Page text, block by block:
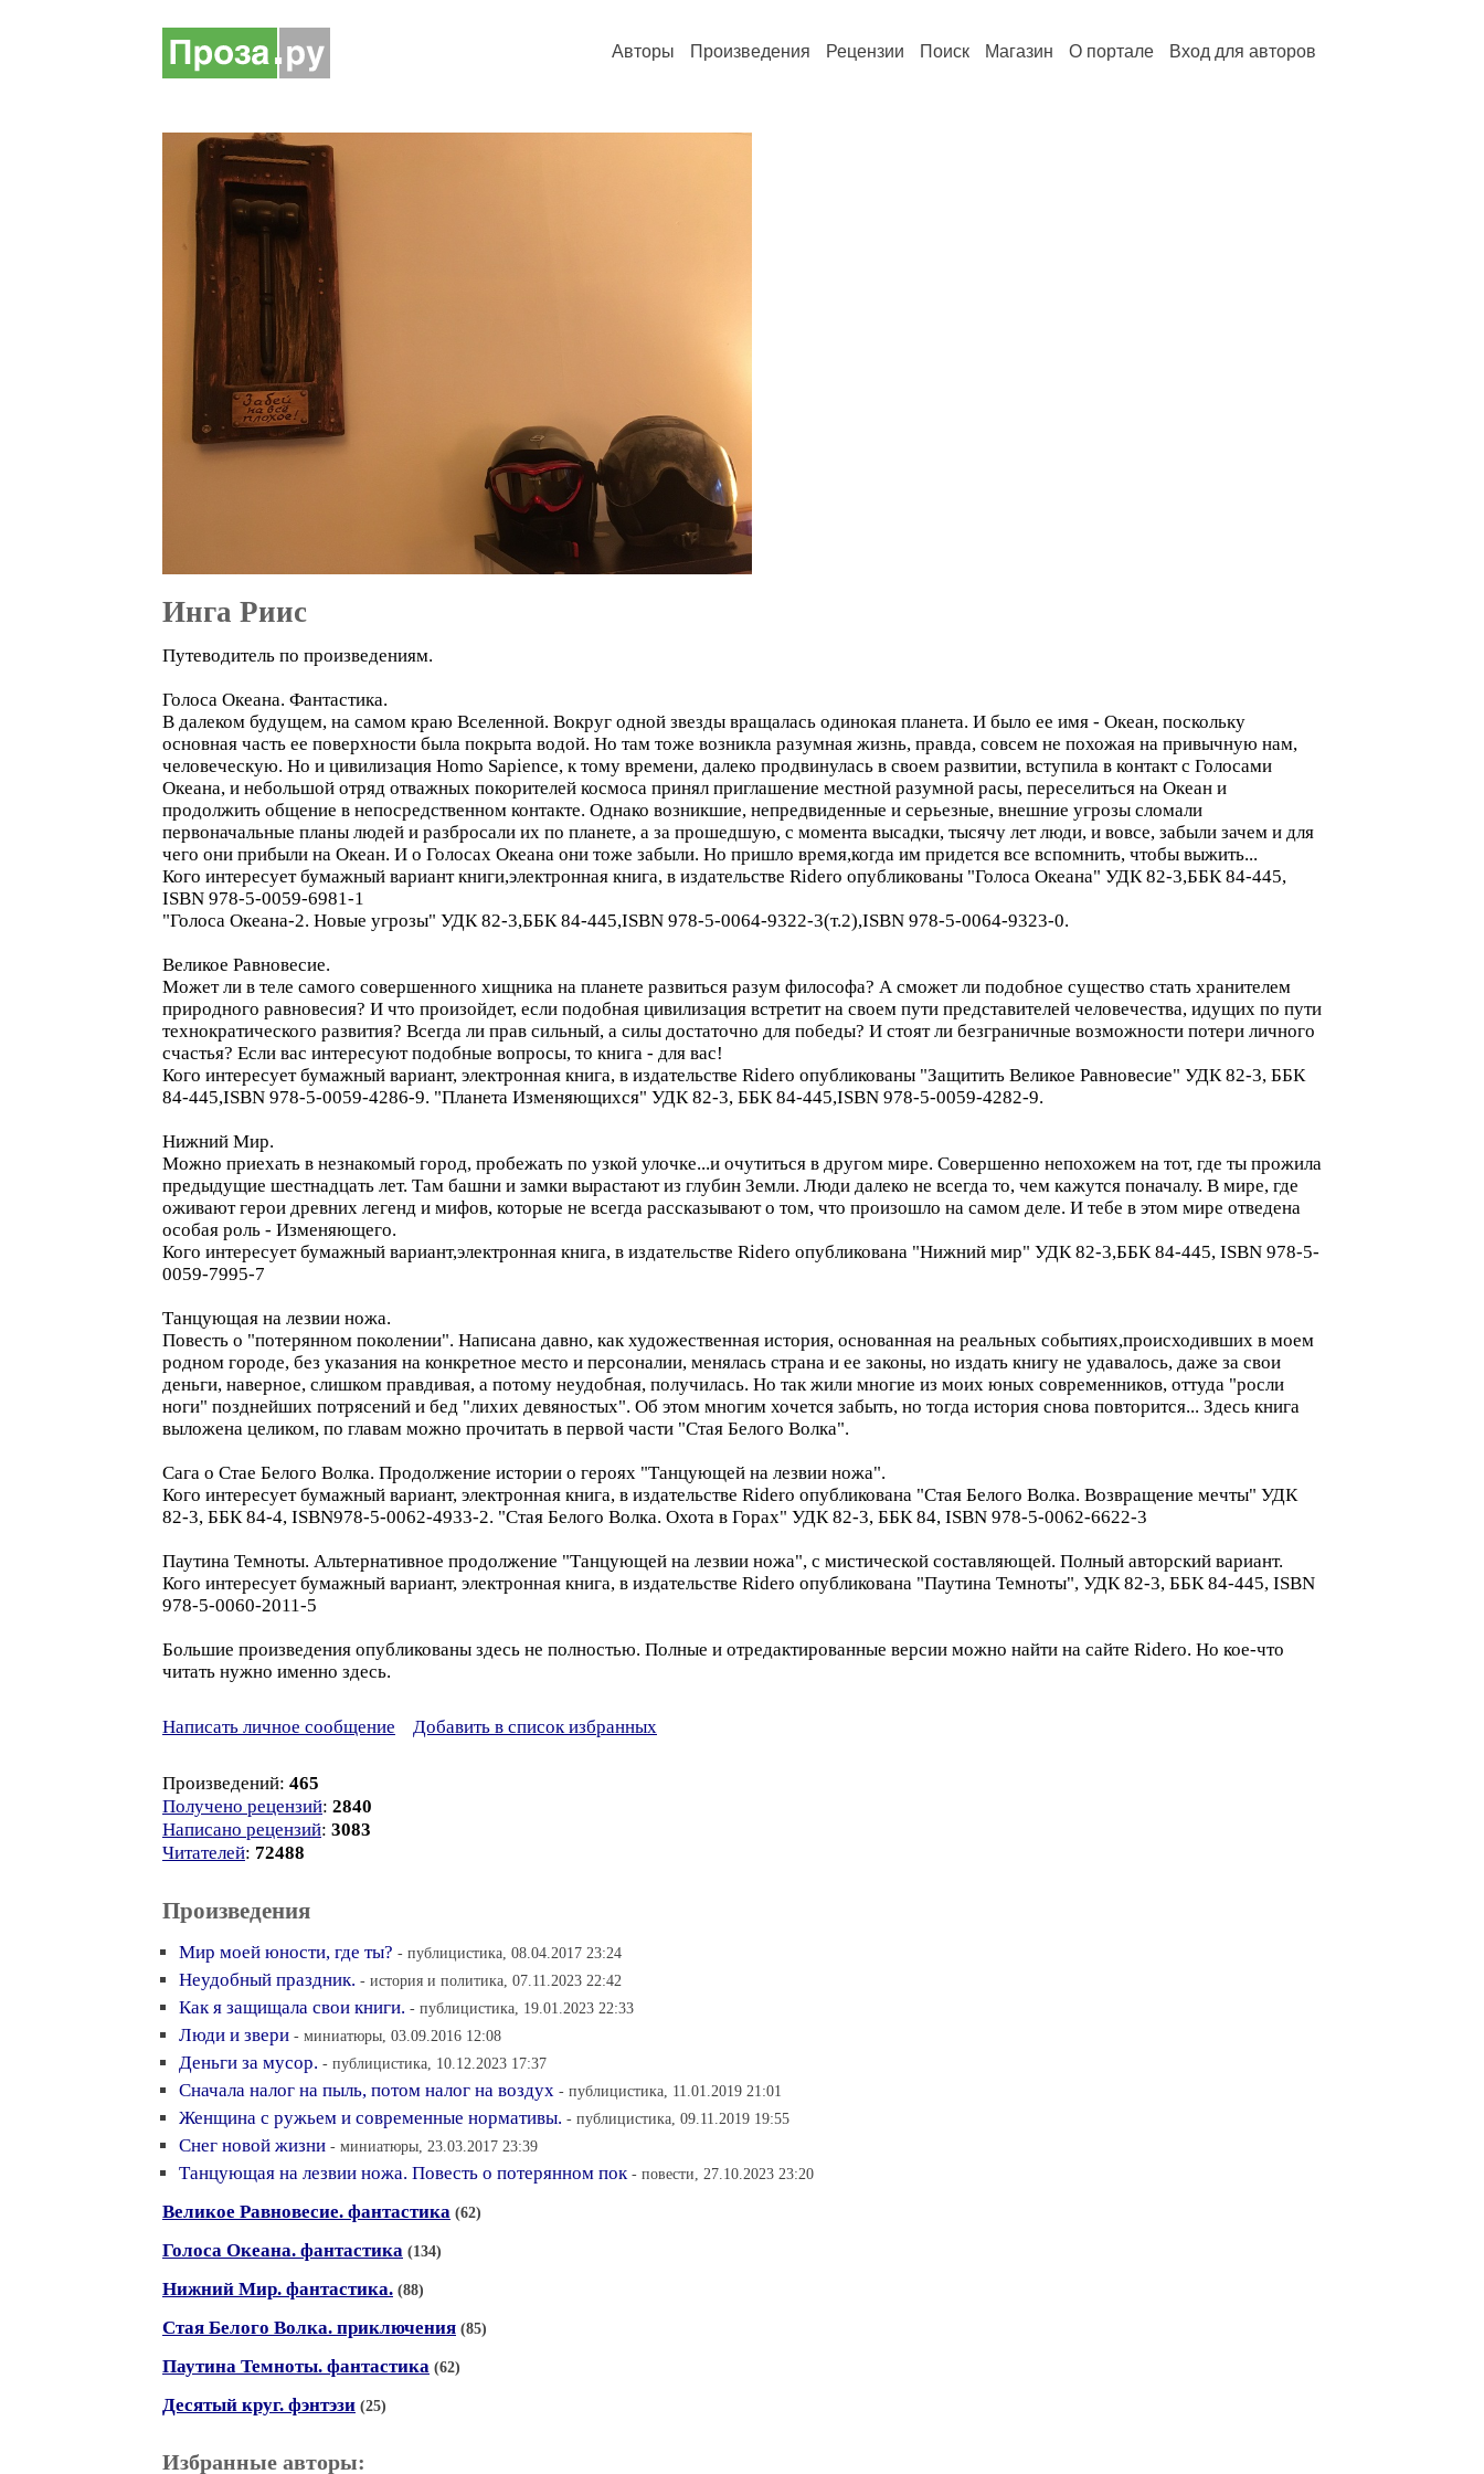
Авторы Произведения Рецензии Поиск Магазин О портале Вход для авторов
Инга Риис
Путеводитель по произведениям.
Голоса Океана. Фантастика.
В далеком будущем, на самом краю Вселенной. Вокруг одной звезды вращалась одинокая планета. И было ее имя - Океан, поскольку
основная часть ее поверхности была покрыта водой. Но там тоже возникла разумная жизнь, правда, совсем не похожая на привычную нам,
человеческую. Но и цивилизация Homo Sapience, к тому времени, далеко продвинулась в своем развитии, вступила в контакт с Голосами
Океана, и небольшой отряд отважных покорителей космоса принял приглашение местной разумной расы, переселиться на Океан и
продолжить общение в непосредственном контакте. Однако возникшие, непредвиденные и серьезные, внешние угрозы сломали
первоначальные планы людей и разбросали их по планете, а за прошедшую, с момента высадки, тысячу лет люди, и вовсе, забыли зачем и для
чего они прибыли на Океан. И о Голосах Океана они тоже забыли. Но пришло время,когда им придется все вспомнить, чтобы выжить...
Кого интересует бумажный вариант книги,электронная книга, в издательстве Ridero опубликованы "Голоса Океана" УДК 82-3,ББК 84-445,
ISBN 978-5-0059-6981-1
"Голоса Океана-2. Новые угрозы" УДК 82-3,ББК 84-445,ISBN 978-5-0064-9322-3(т.2),ISBN 978-5-0064-9323-0.
Великое Равновесие.
Может ли в теле самого совершенного хищника на планете развиться разум философа? А сможет ли подобное существо стать хранителем
природного равновесия? И что произойдет, если подобная цивилизация встретит на своем пути представителей человечества, идущих по пути
технократического развития? Всегда ли прав сильный, а силы достаточно для победы? И стоят ли безграничные возможности потери личного
счастья? Если вас интересуют подобные вопросы, то книга - для вас!
Кого интересует бумажный вариант, электронная книга, в издательстве Ridero опубликованы "Защитить Великое Равновесие" УДК 82-3, ББК
84-445,ISBN 978-5-0059-4286-9. "Планета Изменяющихся" УДК 82-3, ББК 84-445,ISBN 978-5-0059-4282-9.
Нижний Мир.
Можно приехать в незнакомый город, пробежать по узкой улочке...и очутиться в другом мире. Совершенно непохожем на тот, где ты прожила
предыдущие шестнадцать лет. Там башни и замки вырастают из глубин Земли. Люди далеко не всегда то, чем кажутся поначалу. В мире, где
оживают герои древних легенд и мифов, которые не всегда рассказывают о том, что произошло на самом деле. И тебе в этом мире отведена
особая роль - Изменяющего.
Кого интересует бумажный вариант,электронная книга, в издательстве Ridero опубликована "Нижний мир" УДК 82-3,ББК 84-445, ISBN 978-5-
0059-7995-7
Танцующая на лезвии ножа.
Повесть о "потерянном поколении". Написана давно, как художественная история, основанная на реальных событиях,происходивших в моем
родном городе, без указания на конкретное место и персоналии, менялась страна и ее законы, но издать книгу не удавалось, даже за свои
деньги, наверное, слишком правдивая, а потому неудобная, получилась. Но так жили многие из моих юных современников, оттуда "росли
ноги" позднейших потрясений и бед "лихих девяностых". Об этом многим хочется забыть, но тогда история снова повторится... Здесь книга
выложена целиком, по главам можно прочитать в первой части "Стая Белого Волка".
Сага о Стае Белого Волка. Продолжение истории о героях "Танцующей на лезвии ножа".
Кого интересует бумажный вариант, электронная книга, в издательстве Ridero опубликована "Стая Белого Волка. Возвращение мечты" УДК
82-3, ББК 84-4, ISBN978-5-0062-4933-2. "Стая Белого Волка. Охота в Горах" УДК 82-3, ББК 84, ISBN 978-5-0062-6622-3
Паутина Темноты. Альтернативное продолжение "Танцующей на лезвии ножа", с мистической составляющей. Полный авторский вариант.
Кого интересует бумажный вариант, электронная книга, в издательстве Ridero опубликована "Паутина Темноты", УДК 82-3, ББК 84-445, ISBN
978-5-0060-2011-5
Большие произведения опубликованы здесь не полностью. Полные и отредактированные версии можно найти на сайте Ridero. Но кое-что
читать нужно именно здесь.
Написать личное сообщение Добавить в список избранных
Произведений: 465
Получено рецензий: 2840
Написано рецензий: 3083
Читателей: 72488
Произведения
Мир моей юности, где ты? - публицистика, 08.04.2017 23:24
Неудобный праздник. - история и политика, 07.11.2023 22:42
Как я защищала свои книги. - публицистика, 19.01.2023 22:33
Люди и звери - миниатюры, 03.09.2016 12:08
Деньги за мусор. - публицистика, 10.12.2023 17:37
Сначала налог на пыль, потом налог на воздух - публицистика, 11.01.2019 21:01
Женщина с ружьем и современные нормативы. - публицистика, 09.11.2019 19:55
Снег новой жизни - миниатюры, 23.03.2017 23:39
Танцующая на лезвии ножа. Повесть о потерянном пок - повести, 27.10.2023 23:20
Великое Равновесие. фантастика (62)
Голоса Океана. фантастика (134)
Нижний Мир. фантастика. (88)
Стая Белого Волка. приключения (85)
Паутина Темноты. фантастика (62)
Десятый круг. фэнтэзи (25)
Избранные авторы: